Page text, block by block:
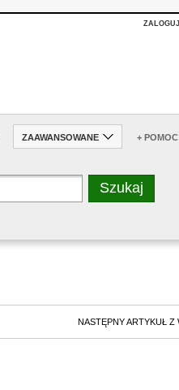
ZALOGUJ
ZAAWANSOWANE + POMOC
NASTĘPNY ARTYKUŁ Z